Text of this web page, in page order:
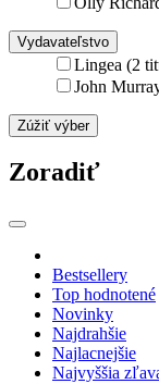
Vydavateľstvo
Lingea (2
John
Zúžiť výber
Zoradiť
Bestsellery
Top hodnotené
Novinky
Najdrahšie
Najlacnejšie
Najvyššia